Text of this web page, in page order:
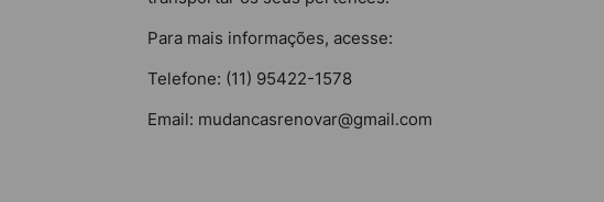
Para mais informações, acesse:
Telefone: (11) 95422-1578
Email: mudancasrenovar@gmail.com